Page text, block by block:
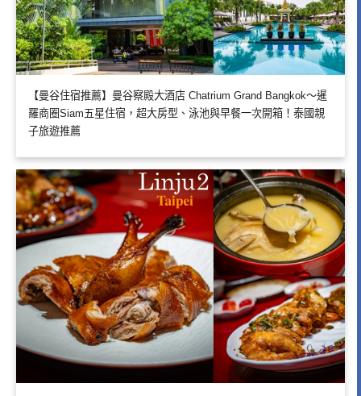
【曼谷住宿推薦】曼谷察殿大酒店 Chatrium Grand Bangkok～暹
羅商圈Siam五星住宿，超大房型、泳池與早餐一次開箱！泰國親
子旅遊推薦